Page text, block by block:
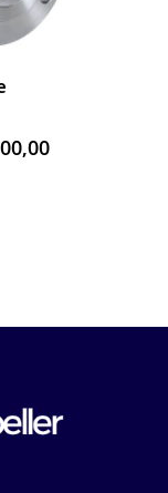
reparation